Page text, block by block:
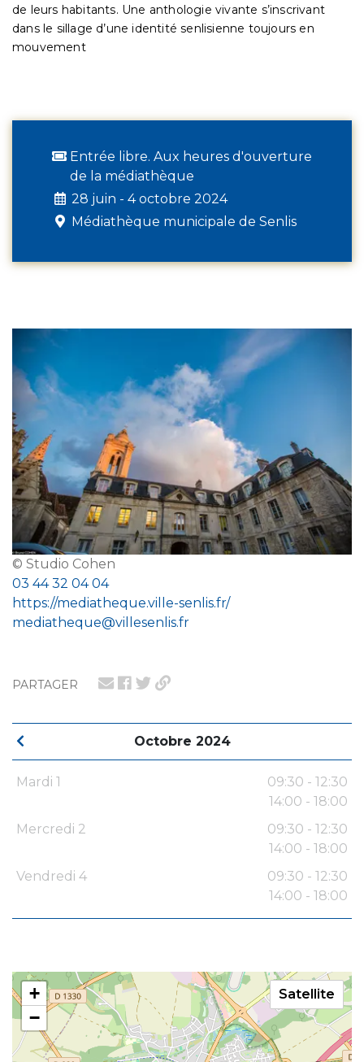
PARTAGER
Octobre 2024
Mardi 1
09:30 - 12:30
14:00 - 18:00
Mercredi 2
09:30 - 12:30
14:00 - 18:00
Vendredi 4
09:30 - 12:30
14:00 - 18:00
+
−
Satellite
de leurs habitants. Une anthologie vivante s’inscrivant
dans le sillage d’une identité senlisienne toujours en
mouvement
Entrée libre. Aux heures d'ouverture
de la médiathèque
28 juin - 4 octobre 2024
Médiathèque municipale de Senlis
© Studio Cohen
03 44 32 04 04
https://mediatheque.ville-senlis.fr/
mediatheque@villesenlis.fr